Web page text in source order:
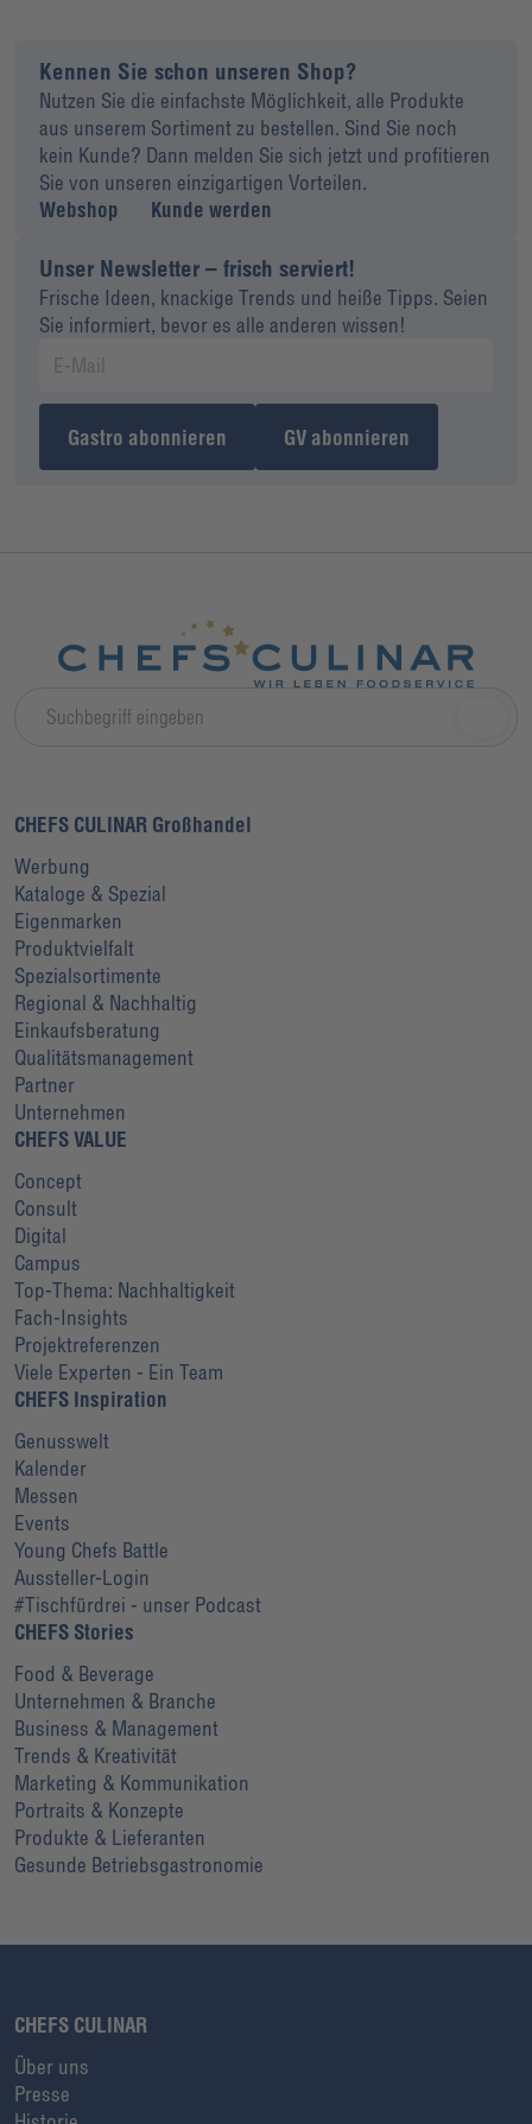
Kennen Sie schon unseren Shop?
Nutzen Sie die einfachste Möglichkeit, alle Produkte
aus unserem Sortiment zu bestellen. Sind Sie noch
kein Kunde? Dann melden Sie sich jetzt und profitieren
Sie von unseren einzigartigen Vorteilen.
Webshop
Kunde werden
Unser Newsletter – frisch serviert!
Frische Ideen, knackige Trends und heiße Tipps. Seien
Sie informiert, bevor es alle anderen wissen!
Gastro abonnieren GV abonnieren
CHEFS CULINAR Großhandel
Werbung
Kataloge & Spezial
Eigenmarken
Produktvielfalt
Spezialsortimente
Regional & Nachhaltig
Einkaufsberatung
Qualitätsmanagement
Partner
Unternehmen
CHEFS VALUE
Concept
Consult
Digital
Campus
Top-Thema: Nachhaltigkeit
Fach-Insights
Projektreferenzen
Viele Experten - Ein Team
CHEFS Inspiration
Genusswelt
Kalender
Messen
Events
Young Chefs Battle
Aussteller-Login
#Tischfürdrei - unser Podcast
CHEFS Stories
Food & Beverage
Unternehmen & Branche
Business & Management
Trends & Kreativität
Marketing & Kommunikation
Portraits & Konzepte
Produkte & Lieferanten
Gesunde Betriebsgastronomie
CHEFS CULINAR
Über uns
Presse